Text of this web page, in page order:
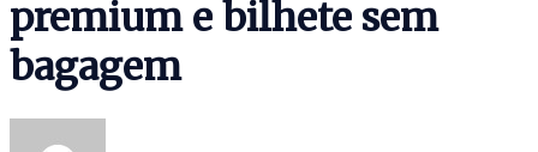
premium e bilhete sem
bagagem